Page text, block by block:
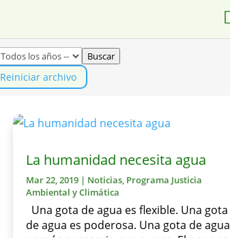
Buscar
Reiniciar archivo
La humanidad necesita agua
Mar 22, 2019 | Noticias, Programa Justicia
Ambiental y Climática
Una gota de agua es flexible. Una gota
de agua es poderosa. Una gota de agua